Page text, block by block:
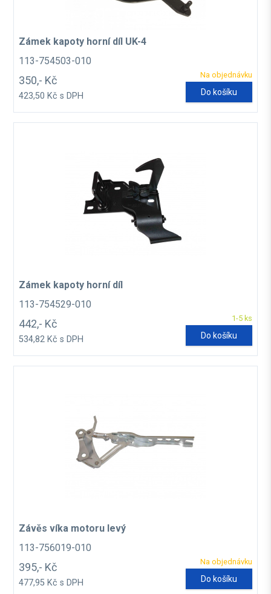
Zámek kapoty horní díl UK-4
113-754503-010
Na objednávku
350,- Kč
423,50 Kč s DPH Do košíku
Zámek kapoty horní díl
113-754529-010
1-5 ks
442,- Kč
534,82 Kč s DPH Do košíku
Závěs víka motoru levý
113-756019-010
Na objednávku
395,- Kč
477,95 Kč s DPH Do košíku